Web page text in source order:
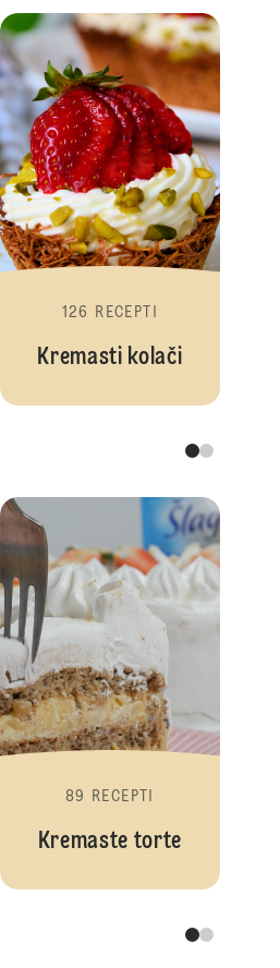
Kolači Čokoladni
126 RECEPTI
Kremasti kolači
Torte Čokoladne torte
89 RECEPTI
Kremaste torte